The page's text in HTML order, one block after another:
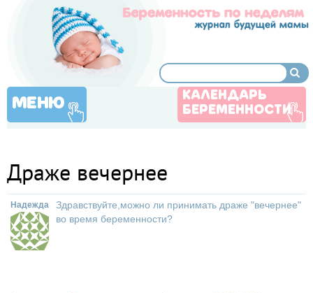
МЕНЮ
КАЛЕНДАРЬ
БЕРЕМЕННОСТИ
Драже вечернее
Надежда
Здравствуйте,можно ли принимать драже "вечернее"
во время беременности?